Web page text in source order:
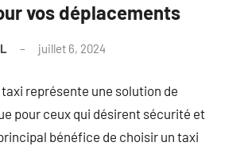
vos déplacements
juillet 6, 2024
taxi représente une solution de
pour ceux qui désirent sécurité et
bénéfice de choisir un taxi